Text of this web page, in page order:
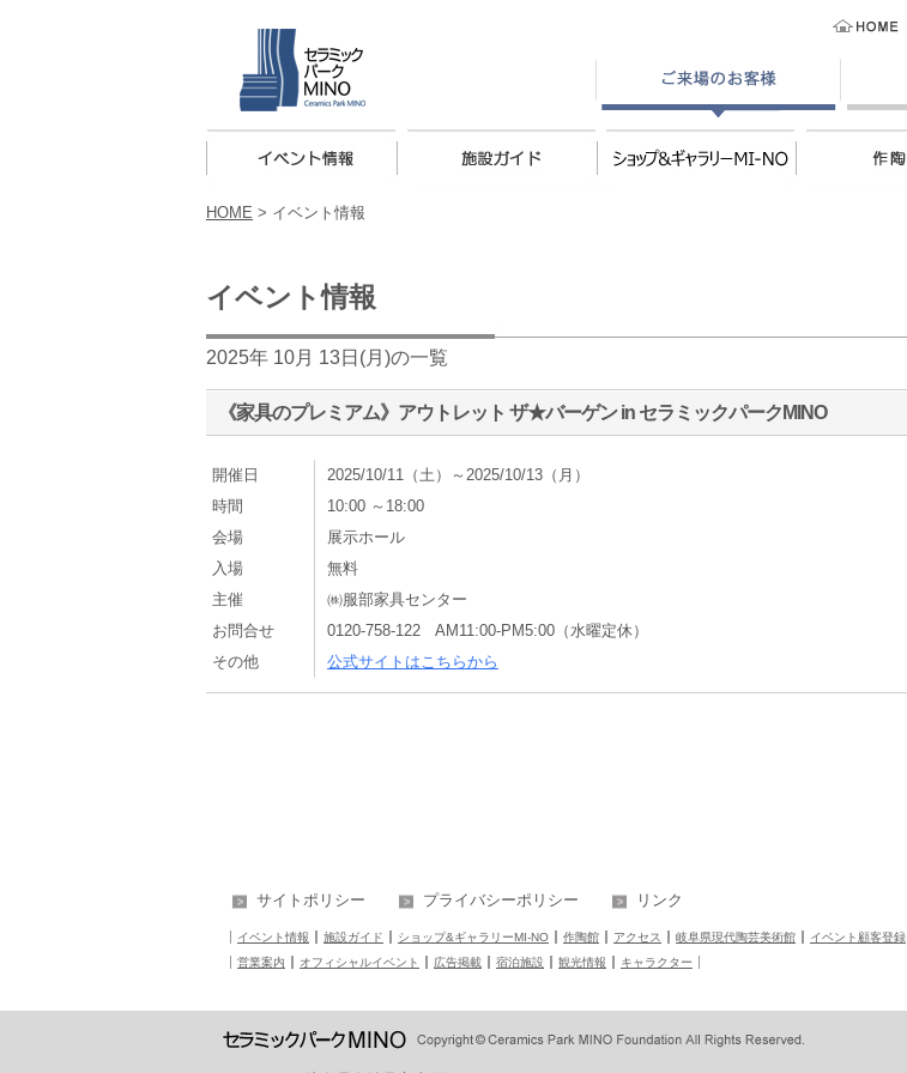
HOME > イベント情報
イベント情報
2025年 10月 13日(月)の一覧
《家具のプレミアム》アウトレット ザ★バーゲン in セラミックパークMINO
開催日
2025/10/11（土）～2025/10/13（月）
時間
10:00 ～18:00
会場
展示ホール
入場
無料
主催
㈱服部家具センター
お問合せ
0120-758-122 AM11:00-PM5:00（水曜定休）
その他
公式サイトはこちらから
サイトポリシー プライバシーポリシー リンク
イベント情報 施設ガイド ショップ&ギャラリーMI-NO 作陶館 アクセス 岐阜県現代陶芸美術館 イベント顧客登録
営業案内
オフィシャルイベント 広告掲載 宿泊施設 観光情報 キャラクター